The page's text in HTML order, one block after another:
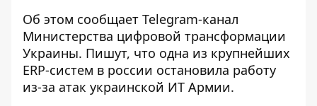
Об этом сообщает Telegram-канал
Министерства цифровой трансформации
Украины. Пишут, что одна из крупнейших
ERP-систем в россии остановила работу
из-за атак украинской ИТ Армии.